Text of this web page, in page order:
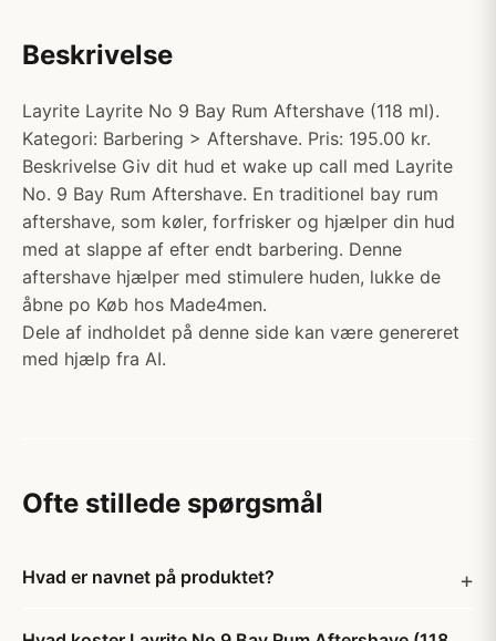
Beskrivelse
Layrite Layrite No 9 Bay Rum Aftershave (118 ml).
Kategori: Barbering > Aftershave. Pris: 195.00 kr.
Beskrivelse Giv dit hud et wake up call med Layrite
No. 9 Bay Rum Aftershave. En traditionel bay rum
aftershave, som køler, forfrisker og hjælper din hud
med at slappe af efter endt barbering. Denne
aftershave hjælper med stimulere huden, lukke de
åbne po Køb hos Made4men.
Dele af indholdet på denne side kan være genereret
med hjælp fra AI.
Ofte stillede spørgsmål
Hvad er navnet på produktet?